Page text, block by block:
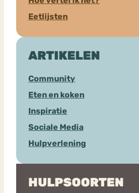
Eetlijsten
ARTIKELEN
Community
Eten en koken
Inspiratie
Sociale Media
Hulpverlening
HULPSOORTEN